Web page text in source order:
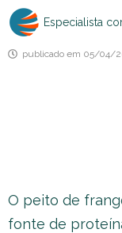
Especialista
publicado em 05/04/
O peito de
fonte de